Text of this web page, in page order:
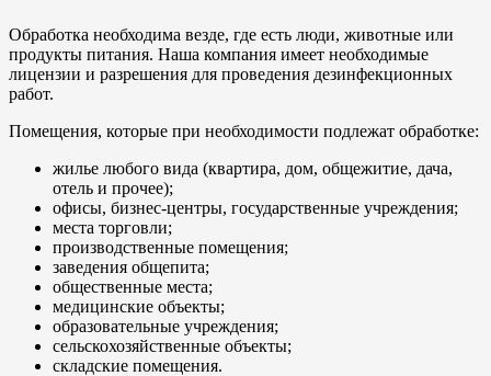
Обработка необходима везде, где есть люди, животные или
продукты питания. Наша компания имеет необходимые
лицензии и разрешения для проведения дезинфекционных
работ.
Помещения, которые при необходимости подлежат обработке:
жилье любого вида (квартира, дом, общежитие, дача,
отель и прочее);
офисы, бизнес-центры, государственные учреждения;
места торговли;
производственные помещения;
заведения общепита;
общественные места;
медицинские объекты;
образовательные учреждения;
сельскохозяйственные объекты;
складские помещения.